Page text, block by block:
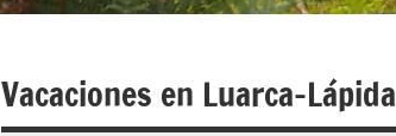
Vacaciones en Luarca-Lápida